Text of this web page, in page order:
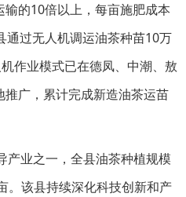
的10倍以上，每亩施肥成本
通过无人机调运油茶种苗10万
作业模式已在德凤、中潮、敖
广，累计完成新造油茶运苗
产业之一，全县油茶种植规模
。该县持续深化科技创新和产